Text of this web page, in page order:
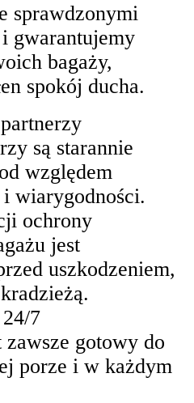
sprawdzonymi
gwarantujemy
bagaży,
spokój ducha.
są starannie
względem
wiarygodności.
ochrony
jest
uszkodzeniem,
7
zawsze gotowy do
porze i w każdym